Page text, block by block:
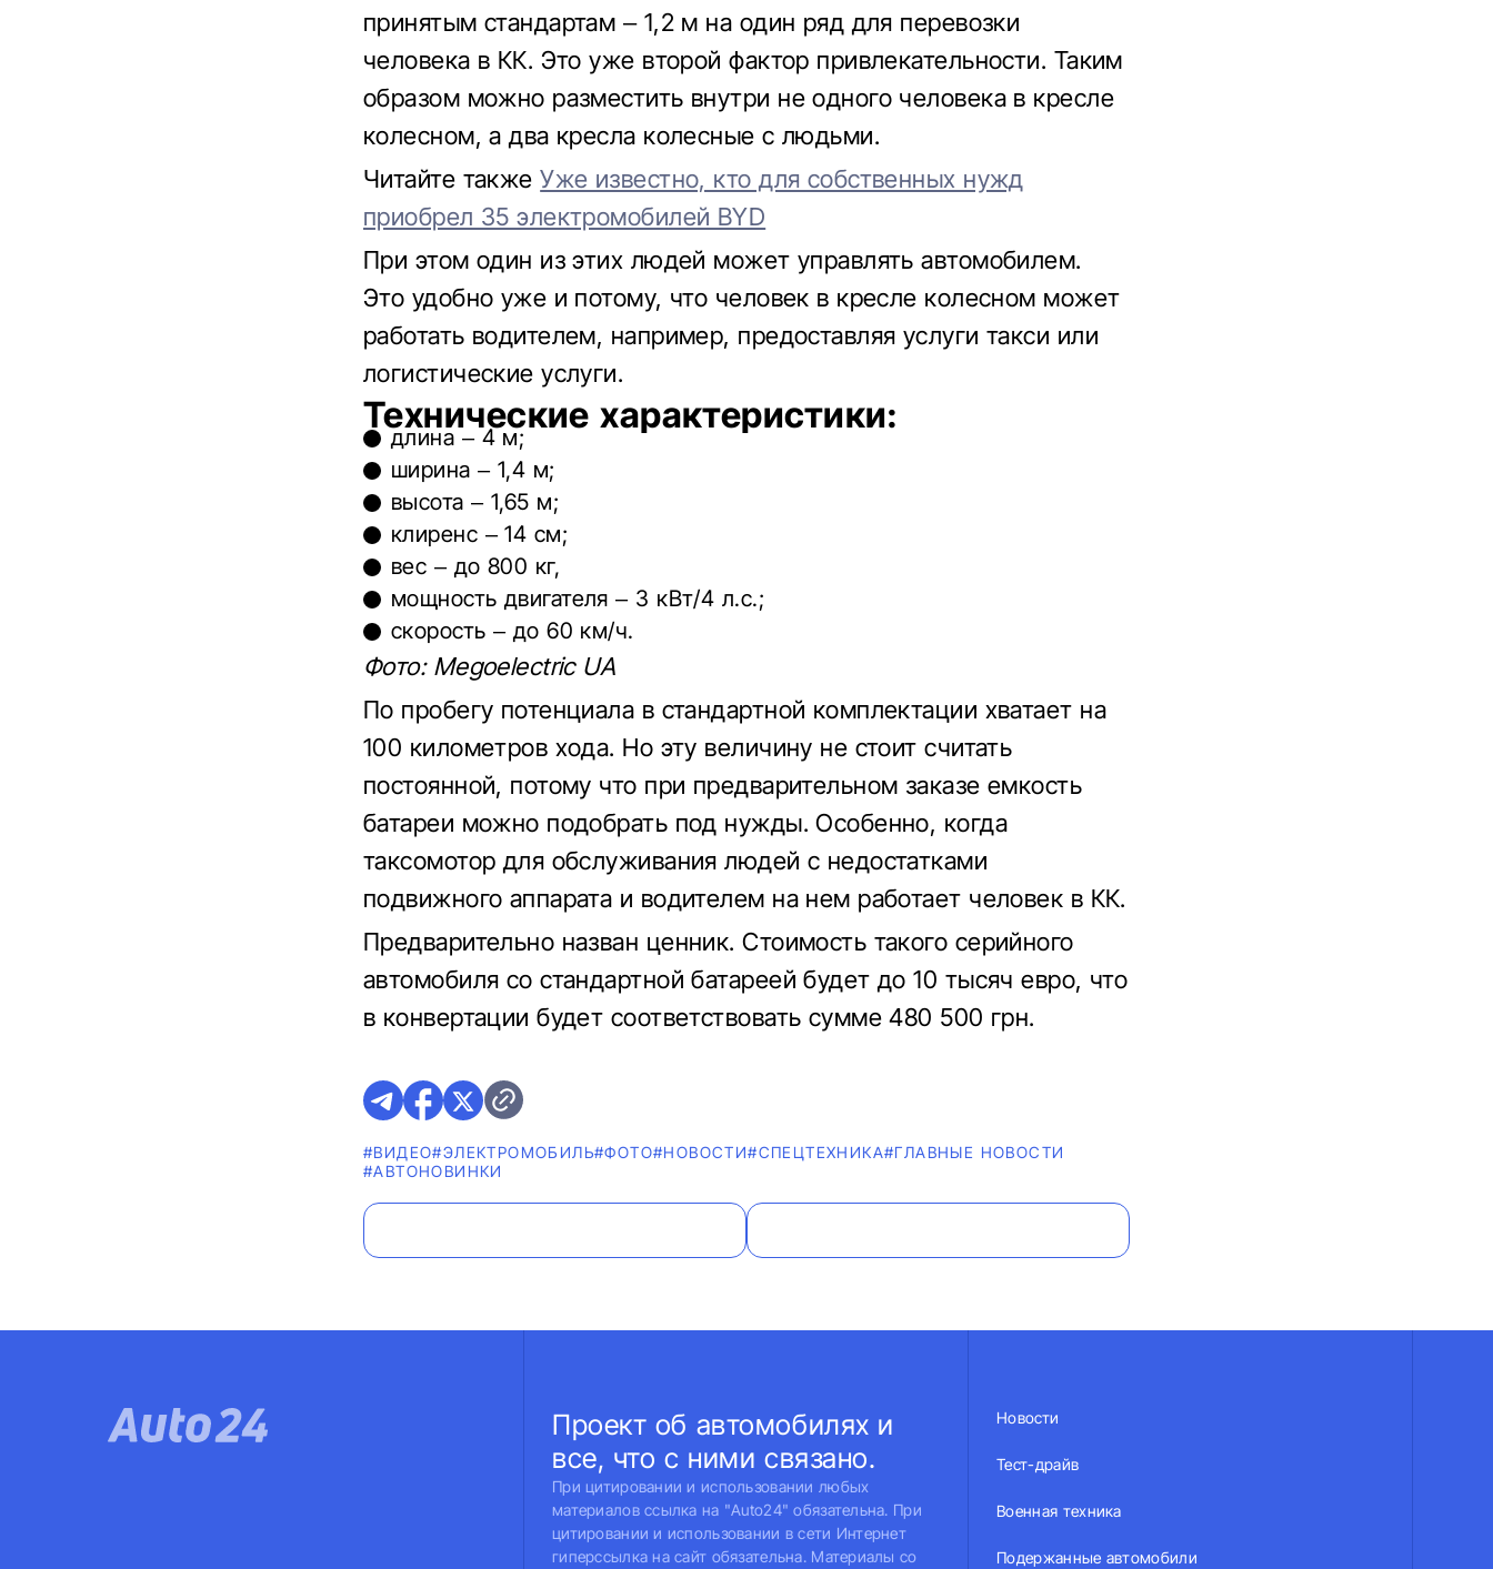
принятым стандартам – 1,2 м на один ряд для перевозки
человека в КК. Это уже второй фактор привлекательности. Таким
образом можно разместить внутри не одного человека в кресле
колесном, а два кресла колесные с людьми.
Читайте такжеУже известно, кто для собственных нужд
приобрел 35 электромобилей BYD
При этом один из этих людей может управлять автомобилем.
Это удобно уже и потому, что человек в кресле колесном может
работать водителем, например, предоставляя услуги такси или
логистические услуги.
Технические характеристики:
длина – 4 м;
ширина – 1,4 м;
высота – 1,65 м;
клиренс – 14 см;
вес – до 800 кг,
мощность двигателя – 3 кВт/4 л.с.;
скорость – до 60 км/ч.
Фото: Megoelectric UA
По пробегу потенциала в стандартной комплектации хватает на
100 километров хода. Но эту величину не стоит считать
постоянной, потому что при предварительном заказе емкость
батареи можно подобрать под нужды. Особенно, когда
таксомотор для обслуживания людей с недостатками
подвижного аппарата и водителем на нем работает человек в КК.
Предварительно назван ценник. Стоимость такого серийного
автомобиля со стандартной батареей будет до 10 тысяч евро, что
в конвертации будет соответствовать сумме 480 500 грн.
#ВИДЕО#ЭЛЕКТРОМОБИЛЬ#ФОТО#НОВОСТИ#СПЕЦТЕХНИКА#ГЛАВНЫЕ НОВОСТИ
#AВТОНОВИНКИ
Проект об автомобилях и
все, что с ними связано.
При цитировании и использовании любых
материалов ссылка на "Auto24" обязательна. При
цитировании и использовании в сети Интернет
гиперссылка на сайт обязательна. Материалы со
Новости
Тест-драйв
Военная техника
Подержанные автомобили